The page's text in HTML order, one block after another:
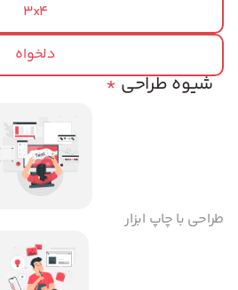
3x4
دلخواه
*شیوه طراحی
طراحی با چاپ ابزار